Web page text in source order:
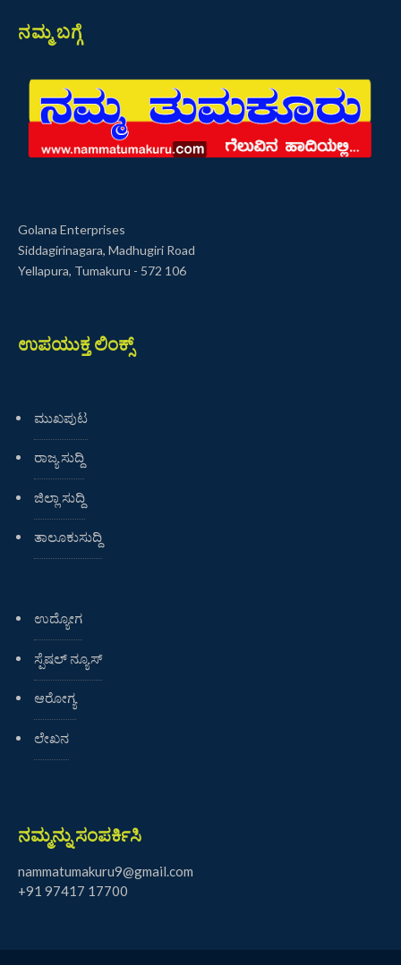
ನಮ್ಮ ಬಗ್ಗೆ
Golana Enterprises
Siddagirinagara, Madhugiri Road
Yellapura, Tumakuru - 572 106
ಉಪಯುಕ್ತ ಲಿಂಕ್ಸ್
ಮುಖಪುಟ
ರಾಜ್ಯ ಸುದ್ದಿ
ಜಿಲ್ಲಾ ಸುದ್ದಿ
ತಾಲೂಕುಸುದ್ದಿ
ಉದ್ಯೋಗ
ಸ್ಪೆಷಲ್ ನ್ಯೂಸ್
ಆರೋಗ್ಯ
ಲೇಖನ
ನಮ್ಮನ್ನು ಸಂಪರ್ಕಿಸಿ
nammatumakuru9@gmail.com
+91 97417 17700